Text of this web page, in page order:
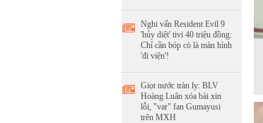
Nghi vấn Resident Evil 9
'hủy diệt' tivi 40 triệu đồng:
Chỉ cần bóp cò là màn hình
'đi viện'!
Giọt nước tràn ly: BLV
Hoàng Luân xóa bài xin
lỗi, "var" fan Gumayusi
trên MXH